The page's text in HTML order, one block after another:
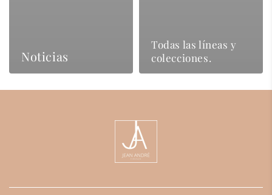
Noticias
Todas las líneas y
colecciones.